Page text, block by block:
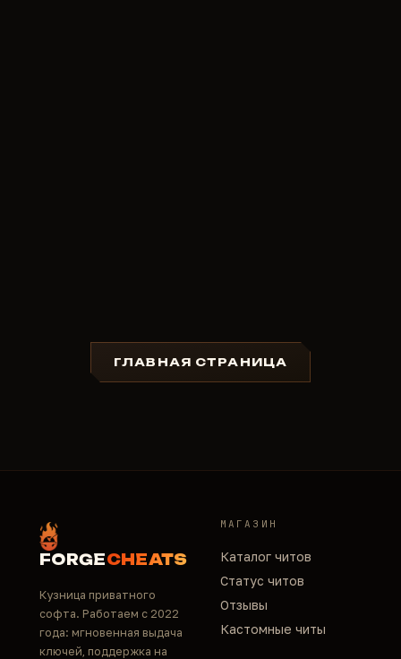
ГЛАВНАЯ СТРАНИЦА
FORGECHEATS
Кузница приватного
софта. Работаем с 2022
года: мгновенная выдача
ключей, поддержка на
МАГАЗИН
Каталог читов
Статус читов
Отзывы
Кастомные читы